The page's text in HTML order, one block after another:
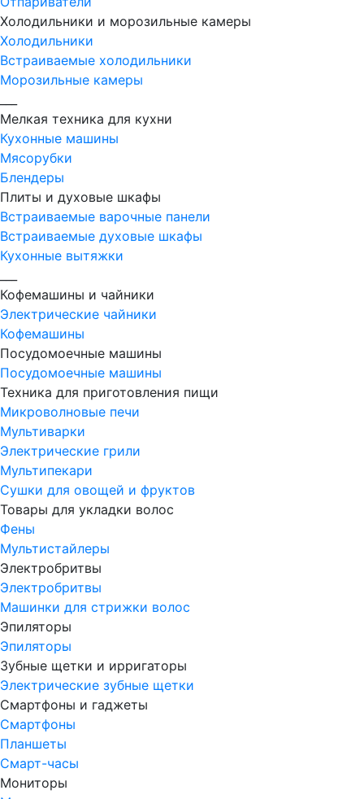
Холодильники и морозильные камеры
Холодильники
Встраиваемые холодильники
Морозильные камеры
Мелкая техника для кухни
Кухонные машины
Мясорубки
Блендеры
Плиты и духовые шкафы
Встраиваемые варочные панели
Встраиваемые духовые шкафы
Кухонные вытяжки
Кофемашины и чайники
Электрические чайники
Кофемашины
Посудомоечные машины
Посудомоечные машины
Техника для приготовления пищи
Микроволновые печи
Мультиварки
Электрические грили
Мультипекари
Сушки для овощей и фруктов
Товары для укладки волос
Фены
Мультистайлеры
Электробритвы
Электробритвы
Машинки для стрижки волос
Эпиляторы
Эпиляторы
Зубные щетки и ирригаторы
Электрические зубные щетки
Смартфоны и гаджеты
Смартфоны
Планшеты
Смарт-часы
Мониторы